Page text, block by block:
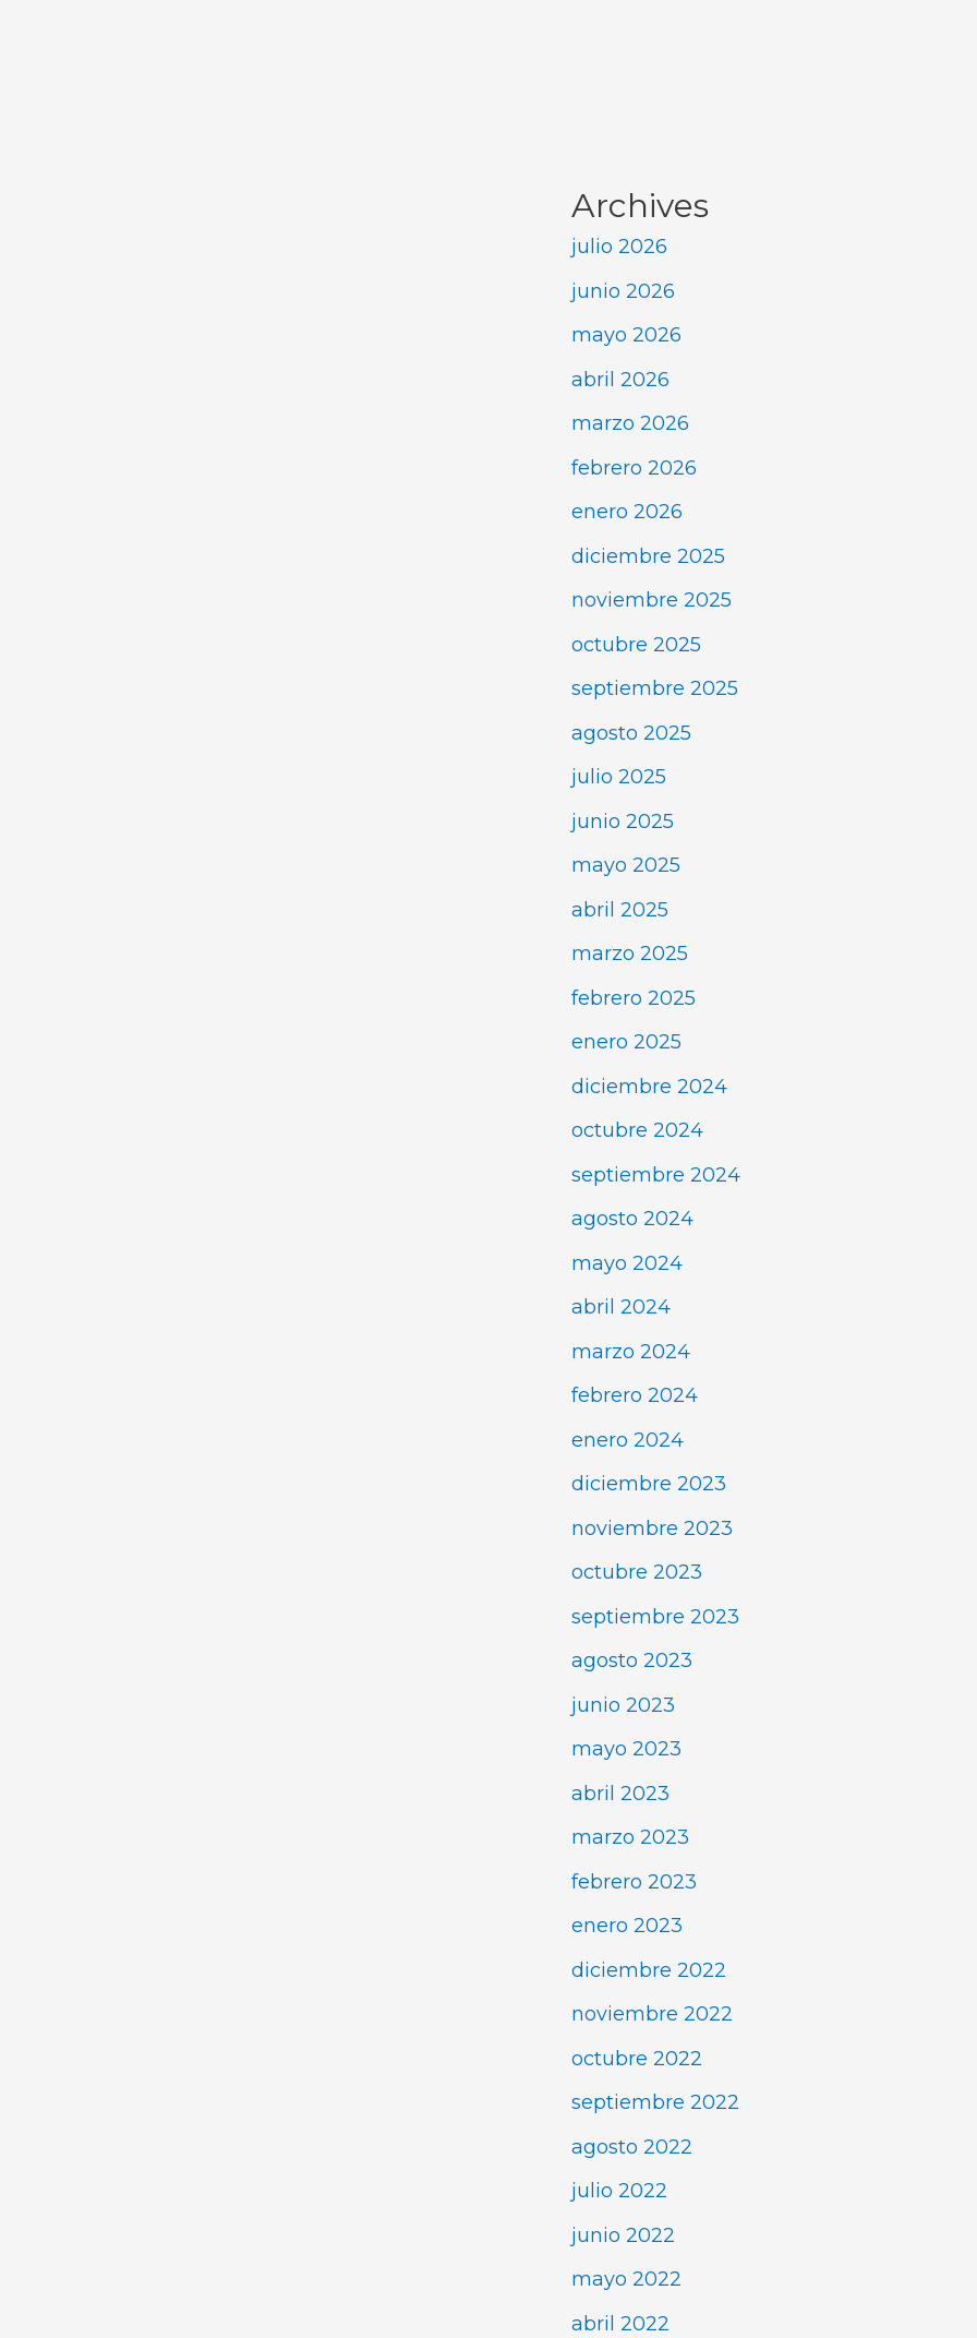
Archives
julio 2026
junio 2026
mayo 2026
abril 2026
marzo 2026
febrero 2026
enero 2026
diciembre 2025
noviembre 2025
octubre 2025
septiembre 2025
agosto 2025
julio 2025
junio 2025
mayo 2025
abril 2025
marzo 2025
febrero 2025
enero 2025
diciembre 2024
octubre 2024
septiembre 2024
agosto 2024
mayo 2024
abril 2024
marzo 2024
febrero 2024
enero 2024
diciembre 2023
noviembre 2023
octubre 2023
septiembre 2023
agosto 2023
junio 2023
mayo 2023
abril 2023
marzo 2023
febrero 2023
enero 2023
diciembre 2022
noviembre 2022
octubre 2022
septiembre 2022
agosto 2022
julio 2022
junio 2022
mayo 2022
abril 2022